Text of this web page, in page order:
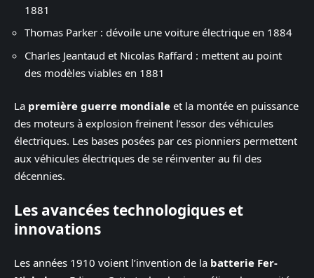
1881
Thomas Parker : dévoile une voiture électrique en 1884
Charles Jeantaud et Nicolas Raffard : mettent au point
des modèles viables en 1881
La première guerre mondiale et la montée en puissance
des moteurs à explosion freinent l’essor des véhicules
électriques. Les bases posées par ces pionniers permettent
aux véhicules électriques de se réinventer au fil des
décennies.
Les avancées technologiques et
innovations
Les années 1910 voient l’invention de la batterie Fer-